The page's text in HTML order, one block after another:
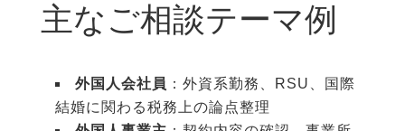
主なご相談テーマ例
外国人会社員 ：外資系勤務、RSU、国際
結婚に関わる税務上の論点整理